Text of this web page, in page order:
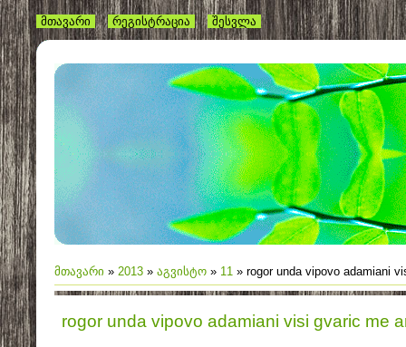
მთავარი რეგისტრაცია შესვლა
მთავარი » 2013 » აგვისტო » 11 » rogor unda vipovo adamiani
rogor unda vipovo adamiani visi gvaric me